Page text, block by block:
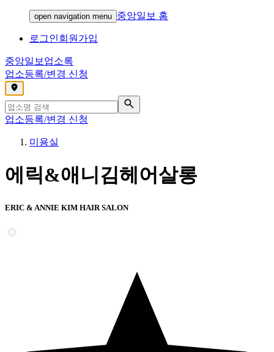
open navigation menu 중앙일보 홈
로그인회원가입
중앙일보 업소록
업소등록/변경 신청
,
업소등록/변경 신청
미용실
에릭&애니김헤어살롱
ERIC & ANNIE KIM HAIR SALON